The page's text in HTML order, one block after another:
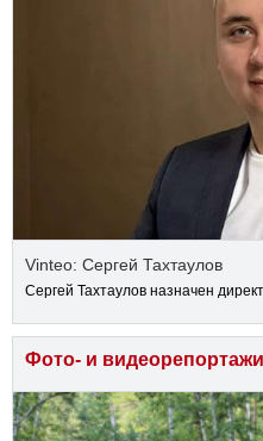
Vinteo: Сергей Тахтаулов
Сергей Тахтаулов назначен
Фото- и видеорепортажи